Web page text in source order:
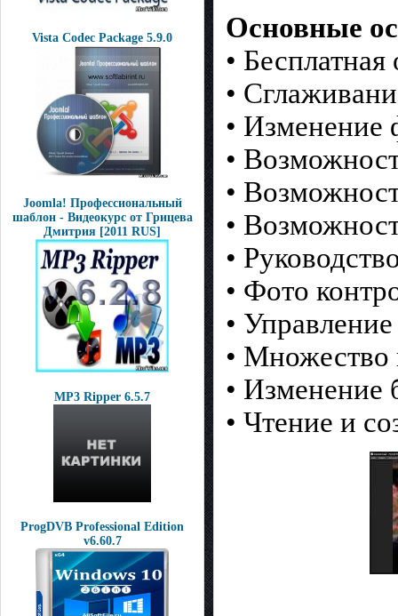
Vista Codec Package 5.9.0
Joomla! Профессиональный
шаблон - Видеокурс от Грицева
Дмитрия [2011 RUS]
MP3 Ripper 6.5.7
ProgDVB Professional Edition
v6.60.7
Основные
•
•
•
•
•
•
•
• Фото
•
• Множество
• Изменение
• Чтение и